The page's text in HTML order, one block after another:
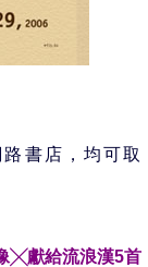
書店，均可取
╳獻給流浪漢5首